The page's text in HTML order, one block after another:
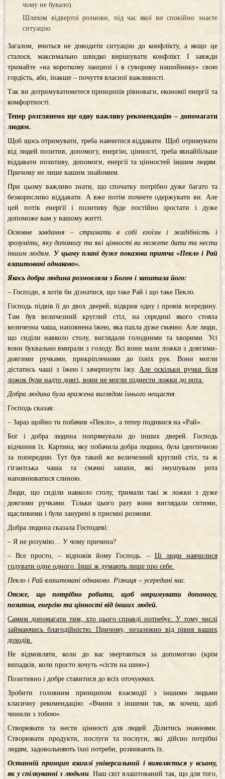
чому не бувало).
Шляхом відвертої розмови, під час якої ви спокійно знаєте
ситуацію.
Загалом, вчиться не доводити ситуацію до конфлікту, а якщо це
сталося, максимально швидко вирішувати конфлікт. І завжди
тримайте «на короткому ланцюзі і в суворому нашийнику» свою
гордість, або, інакше – почуття власної важливості.
Так ви дотримуватиметеся принципів рівноваги, економії енергії та
комфортності.
Тепер розглянемо ще одну важливу рекомендацію – допомагати
людям.
Щоб щось отримувати, треба навчитися віддавати. Щоб отримувати
від людей позитив, допомогу, енергію, цінності, треба якнайбільше
віддавати позитиву, допомоги, енергії та цінностей іншим людям.
Причому не лише вашим знайомим.
При цьому важливо знати, що спочатку потрібно дуже багато та
безкорисливо віддавати. А вже потім почнете одержувати ви. Але
цей потік енергії і позитиву буде постійно зростати і дуже
допоможе вам у вашому житті.
Основне завдання – стримати в собі егоїзм і жадібність і
зрозуміти, яку допомогу та які цінності ви можете дати та нести
іншим людям. У цьому плані дуже показова притча «Пекло і Рай
влаштовані однаково».
Якось добра людина розмовляла з Богом і запитала його:
– Господи, я хотів би дізнатися, що таке Рай і що таке Пекло.
Господь підвів її до двох дверей, відкрив одну і провів всередину.
Там був величезний круглий стіл, на середині якого стояла
величезна чаша, наповнена їжею, яка пахла дуже смачно. Але люди,
що сиділи навколо столу, виглядали голодними та хворими. Усі
вони буквально вмирали з голоду. Всі вони мали ложки з довгими-
довгими ручками, прикріпленими до їхніх рук. Вони могли
дістатись чаші з їжею і зачерпнути їжу.Але оскільки ручки біля
ложок були надто довгі, вони не могли піднести ложки до рота.
Добра людина була вражена виглядом їхнього нещастя.
Господь сказав:
– Зараз щойно ти побачив «Пекло», а тепер подивися на «Рай».
Бог і добра людина попрямували до інших дверей. Господь
відчинив їх. Картина, яку побачила добра людина, була ідентичною
за попередню. Тут був такий же величезний круглий стіл, та ж
гігантська чаша та смачні запахи, які змушували рота
наповнюватися слиною.
Люди, що сиділи навколо столу, тримали такі ж ложки з дуже
довгими ручками. Тільки цього разу вони виглядали ситими,
щасливими і були занурені в приємні розмови.
Добра людина сказала Господеві:
– Я не розумію… У чому причина?
– Все просто, – відповів йому Господь. – Ці люди навчилися
годувати одне одного. Інші ж думають лише про себе.
Пекло і Рай влаштовані однаково. Різниця – усередині нас.
Отже, що потрібно робити, щоб отримувати допомогу,
позитив, енергію та цінності від інших людей.
Самим допомагати тим, хто цього справді потребує. У тому числі
займаючись благодійністю. Причому, незалежно від рівня ваших
доходів.
Не відмовляти, коли до вас звертаються за допомогою (крім
випадків, коли просто хочуть «сісти на шию»).
Позитивно і добре ставитися до всіх оточуючих.
Зробити головним принципом взаємодії з іншими людьми
класичну рекомендацію: «Вчини з іншими так, як хочеш, щоб
чинили з тобою».
Створювати та нести цінності для людей. Ділитись знаннями.
Створювати продукти, послуги та послуги, які дійсно потрібні
людям, задовольняють їхні потреби, розвивають їх.
Останній принцип взагалі універсальний і виявляється у всьому,
як у спілкуванні з людьми. Наш світ влаштований так, що для того,